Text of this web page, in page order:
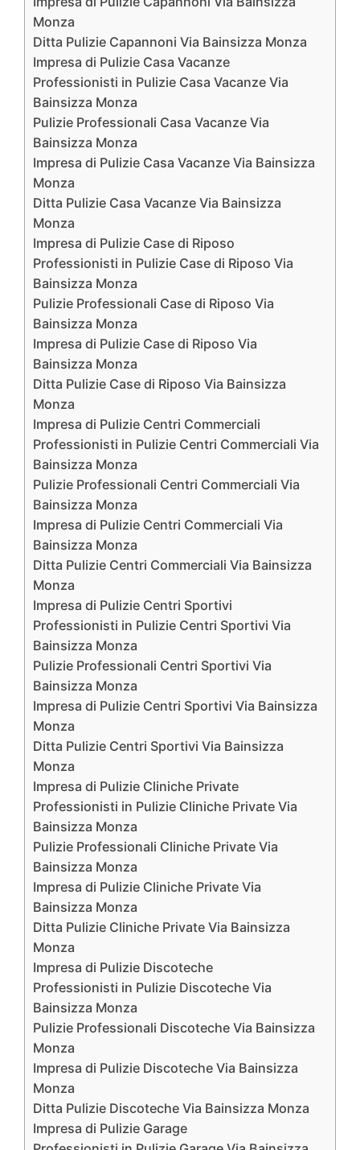
Monza
Ditta Pulizie Capannoni Via Bainsizza Monza
Impresa di Pulizie Casa Vacanze
Professionisti in Pulizie Casa Vacanze Via
Bainsizza Monza
Pulizie Professionali Casa Vacanze Via
Bainsizza Monza
Impresa di Pulizie Casa Vacanze Via Bainsizza
Monza
Ditta Pulizie Casa Vacanze Via Bainsizza
Monza
Impresa di Pulizie Case di Riposo
Professionisti in Pulizie Case di Riposo Via
Bainsizza Monza
Pulizie Professionali Case di Riposo Via
Bainsizza Monza
Impresa di Pulizie Case di Riposo Via
Bainsizza Monza
Ditta Pulizie Case di Riposo Via Bainsizza
Monza
Impresa di Pulizie Centri Commerciali
Professionisti in Pulizie Centri Commerciali Via
Bainsizza Monza
Pulizie Professionali Centri Commerciali Via
Bainsizza Monza
Impresa di Pulizie Centri Commerciali Via
Bainsizza Monza
Ditta Pulizie Centri Commerciali Via Bainsizza
Monza
Impresa di Pulizie Centri Sportivi
Professionisti in Pulizie Centri Sportivi Via
Bainsizza Monza
Pulizie Professionali Centri Sportivi Via
Bainsizza Monza
Impresa di Pulizie Centri Sportivi Via Bainsizza
Monza
Ditta Pulizie Centri Sportivi Via Bainsizza
Monza
Impresa di Pulizie Cliniche Private
Professionisti in Pulizie Cliniche Private Via
Bainsizza Monza
Pulizie Professionali Cliniche Private Via
Bainsizza Monza
Impresa di Pulizie Cliniche Private Via
Bainsizza Monza
Ditta Pulizie Cliniche Private Via Bainsizza
Monza
Impresa di Pulizie Discoteche
Professionisti in Pulizie Discoteche Via
Bainsizza Monza
Pulizie Professionali Discoteche Via Bainsizza
Monza
Impresa di Pulizie Discoteche Via Bainsizza
Monza
Ditta Pulizie Discoteche Via Bainsizza Monza
Impresa di Pulizie Garage